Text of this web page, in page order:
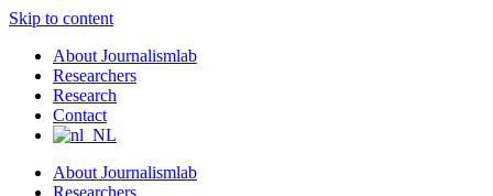
Skip to content
About Journalismlab
Researchers
Research
Contact
About Journalismlab
Researchers